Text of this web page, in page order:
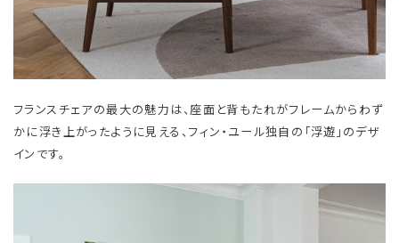
フランスチェアの最大の魅力は、座面と背もたれがフレームからわず
かに浮き上がったように見える、フィン・ユール独自の「浮遊」のデザ
インです。